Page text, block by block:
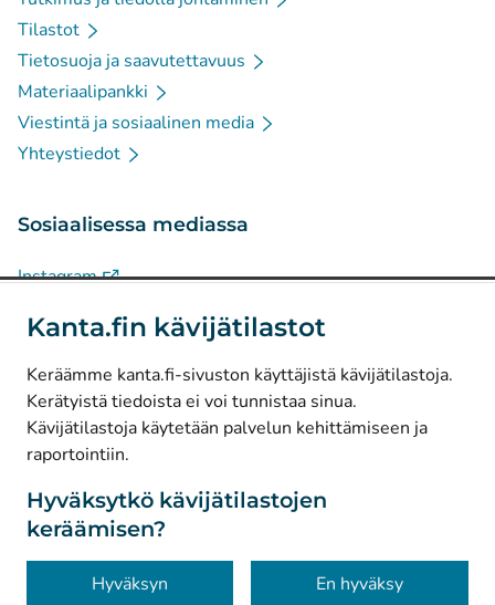
Kanta.fin kävijätilastot
Keräämme kanta.fi-sivuston käyttäjistä kävijätilastoja.
Kerätyistä tiedoista ei voi tunnistaa sinua.
Kävijätilastoja käytetään palvelun kehittämiseen ja
raportointiin.
Hyväksytkö kävijätilastojen
keräämisen?
Hyväksyn En hyväksy
Tilastot
Tietosuoja ja saavutettavuus
Materiaalipankki
Viestintä ja sosiaalinen media
Yhteystiedot
Sosiaalisessa mediassa
Instagram(Avautuu uuteen välilehteen)
Facebook(Avautuu uuteen välilehteen)
© Kanta-Palvelut, Kansaneläkelaitos
Tietosuoja
Tietoa sivustosta
Saavutettavuus
Evästeet